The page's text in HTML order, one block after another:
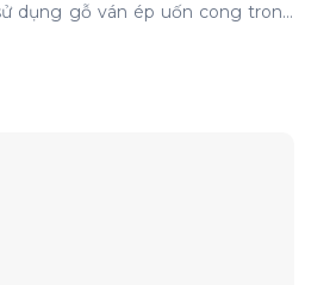
dụng gỗ ván ép uốn cong trong